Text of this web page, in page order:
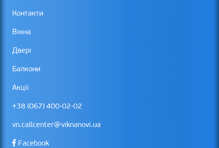
Контакти
Вікна
Двері
Балкони
Акції
+38 (067) 400-02-02
vn.callcenter@viknanovi.ua
Facebook